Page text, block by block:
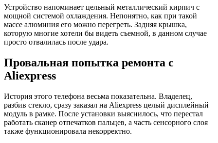
Устройство напоминает цельный металлический кирпич с
мощной системой охлаждения. Непонятно, как при такой
массе алюминия его можно перегреть. Задняя крышка,
которую многие хотели бы видеть съемной, в данном случае
просто отвалилась после удара.
Провальная попытка ремонта с
Aliexpress
История этого телефона весьма показательна. Владелец,
разбив стекло, сразу заказал на Aliexpress целый дисплейный
модуль в рамке. После установки выяснилось, что перестал
работать сканер отпечатков пальцев, а часть сенсорного слоя
также функционировала некорректно.